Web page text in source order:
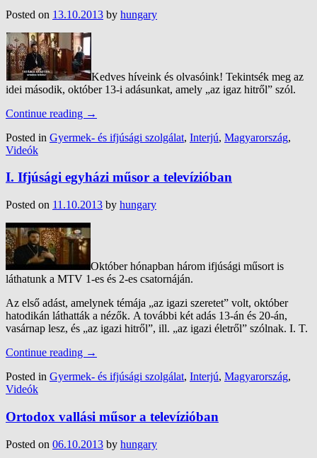
Posted on 13.10.2013 by hungary
Kedves híveink és olvasóink! Tekintsék meg az
idei második, október 13-i adásunkat, amely „az igaz hitről” szól.
Continue reading →
Posted in Gyermek- és ifjúsági szolgálat, Interjú, Magyarország,
Videók
I. Ifjúsági egyházi műsor a televízióban
Posted on 11.10.2013 by hungary
Október hónapban három ifjúsági műsort is
láthatunk a MTV 1-es és 2-es csatornáján.
Az első adást, amelynek témája „az igazi szeretet” volt, október
hatodikán láthatták a nézők. A további két adás 13-án és 20-án,
vasárnap lesz, és „az igazi hitről”, ill. „az igazi életről” szólnak. I. T.
Continue reading →
Posted in Gyermek- és ifjúsági szolgálat, Interjú, Magyarország,
Videók
Ortodox vallási műsor a televízióban
Posted on 06.10.2013 by hungary